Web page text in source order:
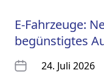
E-Fahrzeuge:
begünstigtes
24. Juli 2026